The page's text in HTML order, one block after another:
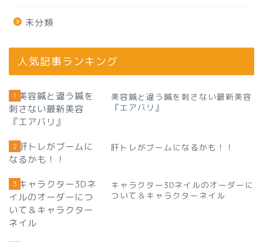
未分類
人気記事ランキング
1
美容鍼と違う鍼を刺さない最新美容
『エアバリ』
2 肝トレがブームになるかも！！
3
キャラクター3Dネイルのオーダーに
ついて＆キャラクターネイル